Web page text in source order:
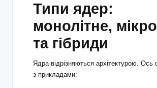
Типи ядер:
монолітне,
та гібриди
Ядра відрізняються архітектурою. Ось
з прикладами: